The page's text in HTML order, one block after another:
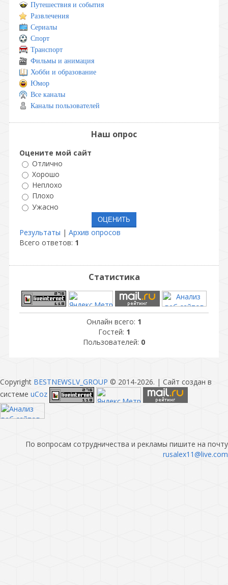
Путешествия и события
Развлечения
Сериалы
Спорт
Транспорт
Фильмы и анимация
Хобби и образование
Юмор
Все каналы
Каналы пользователей
Наш опрос
Оцените мой сайт
Отлично
Хорошо
Неплохо
Плохо
Ужасно
Результаты | Архив опросов
Всего ответов: 1
Статистика
Онлайн всего: 1
Гостей: 1
Пользователей: 0
Copyright BESTNEWSLV_GROUP © 2014-2026. | Сайт создан в
системе uCoz
По вопросам сотрудничества и рекламы пишите на почту
rusalex11@live.com